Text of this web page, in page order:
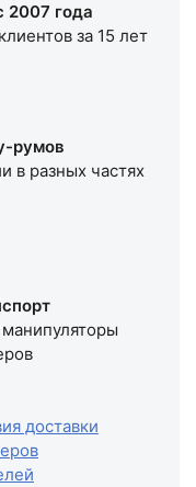
2007 года
за 15 лет
румов
в разных частях
доставки